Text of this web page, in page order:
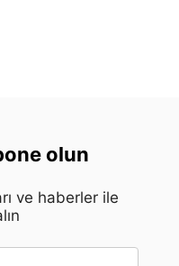
olun
ve haberler ile